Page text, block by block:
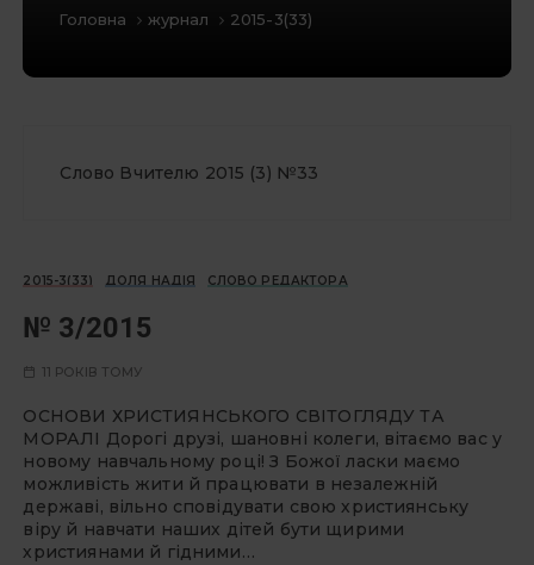
Головна журнал 2015-3(33)
Слово Вчителю 2015 (3) №33
2015-3(33) ДОЛЯ НАДІЯ СЛОВО РЕДАКТОРА
№ 3/2015
11 РОКІВ ТОМУ
ОСНОВИ ХРИСТИЯНСЬКОГО СВІТОГЛЯДУ ТА
МОРАЛІ Дорогі друзі, шановні колеги, вітаємо вас у
новому навчальному році! З Божої ласки маємо
можливість жити й працювати в незалежній
державі, вільно сповідувати свою християнську
віру й навчати наших дітей бути щирими
християнами й гідними…